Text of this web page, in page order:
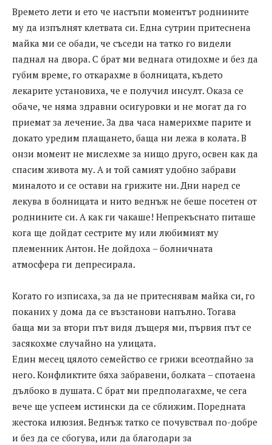
Времето лети и ето че настъпи моментът роднините
му да изпълнят клетвата си. Една сутрин притеснена
майка ми се обади, че съседи на татко го видели
паднал на двора. С брат ми веднага отидохме и без да
губим време, го откарахме в болницата, където
лекарите установиха, че е получил инсулт. Оказа се
обаче, че няма здравни осигуровки и не могат да го
приемат за лечение. За два часа намерихме парите и
докато уредим плащането, баща ни лежа в колата. В
онзи момент не мислехме за нищо друго, освен как да
спасим живота му. А и той самият удобно забрави
миналото и се остави на грижите ни. Дни наред се
лекува в болницата и нито веднъж не беше посетен от
роднините си. А как ги чакаше! Непрекъснато питаше
кога ще дойдат сестрите му или любимият му
племенник Антон. Не дойдоха – болничната
атмосфера ги депресирала.
Когато го изписаха, за да не притеснявам майка си, го
поканих у дома да се възстанови напълно. Тогава
баща ми за втори път видя дъщеря ми, първия път се
засякохме случайно на улицата.
Един месец цялото семейство се грижи всеотдайно за
него. Конфликтите бяха забравени, болката – спотаена
дълбоко в душата. С брат ми предполагахме, че сега
вече ще успеем истински да се сближим. Поредната
жестока илюзия. Веднъж татко се почувствал по-добре
и без да се сбогува, или да благодари за